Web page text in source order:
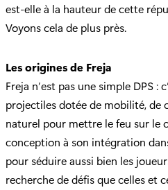
est-elle à la hauteur de cette
Voyons cela de plus près.
Les origines de Freja
Freja n’est pas une simple DPS :
projectiles dotée de mobilité, de
naturel pour mettre le feu sur le
conception à son intégration
pour séduire aussi bien les
recherche de défis que celles et